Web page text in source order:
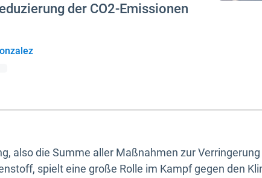
der CO2-Emissionen
also die Summe aller Maßnahmen zur
spielt eine große Rolle im Kampf gegen den